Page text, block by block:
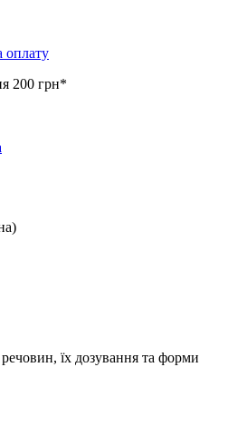
оплату
200 грн*
їх дозування та форми